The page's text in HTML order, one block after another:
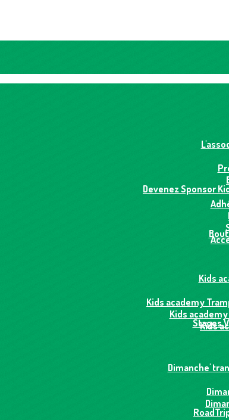
Devenez Sponsor
Kids
Kids academy
Kids
Kids
Stages
Dimanche'